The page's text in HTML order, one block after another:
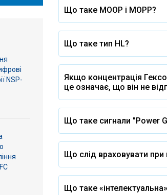
Що таке MOOP і MOPP?
Що таке тип HL?
Якщо концентрація
це означає, що він не
Що таке сигнали "Power
Що слід враховувати
Що таке
NSP-